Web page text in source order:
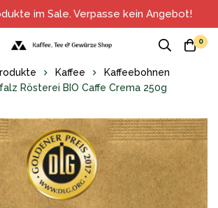
im Sale. Verpasse kein Angebot!
0
Kaffee
Kaffeebohnen
Rösterei BIO Caffe Crema 250g